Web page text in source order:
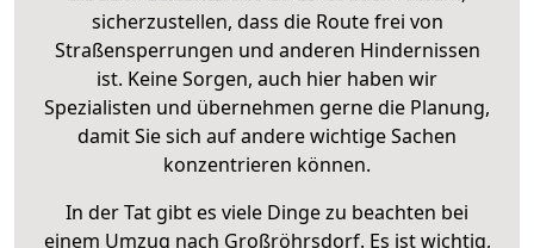
sicherzustellen, dass die Route frei von
Straßensperrungen und anderen Hindernissen
ist. Keine Sorgen, auch hier haben wir
Spezialisten und übernehmen gerne die Planung,
damit Sie sich auf andere wichtige Sachen
konzentrieren können.
In der Tat gibt es viele Dinge zu beachten bei
einem Umzug nach Großröhrsdorf. Es ist wichtig,